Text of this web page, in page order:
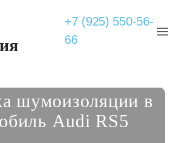
+7 (925) 550-56-
66
шумоизоляции в
Audi RS5